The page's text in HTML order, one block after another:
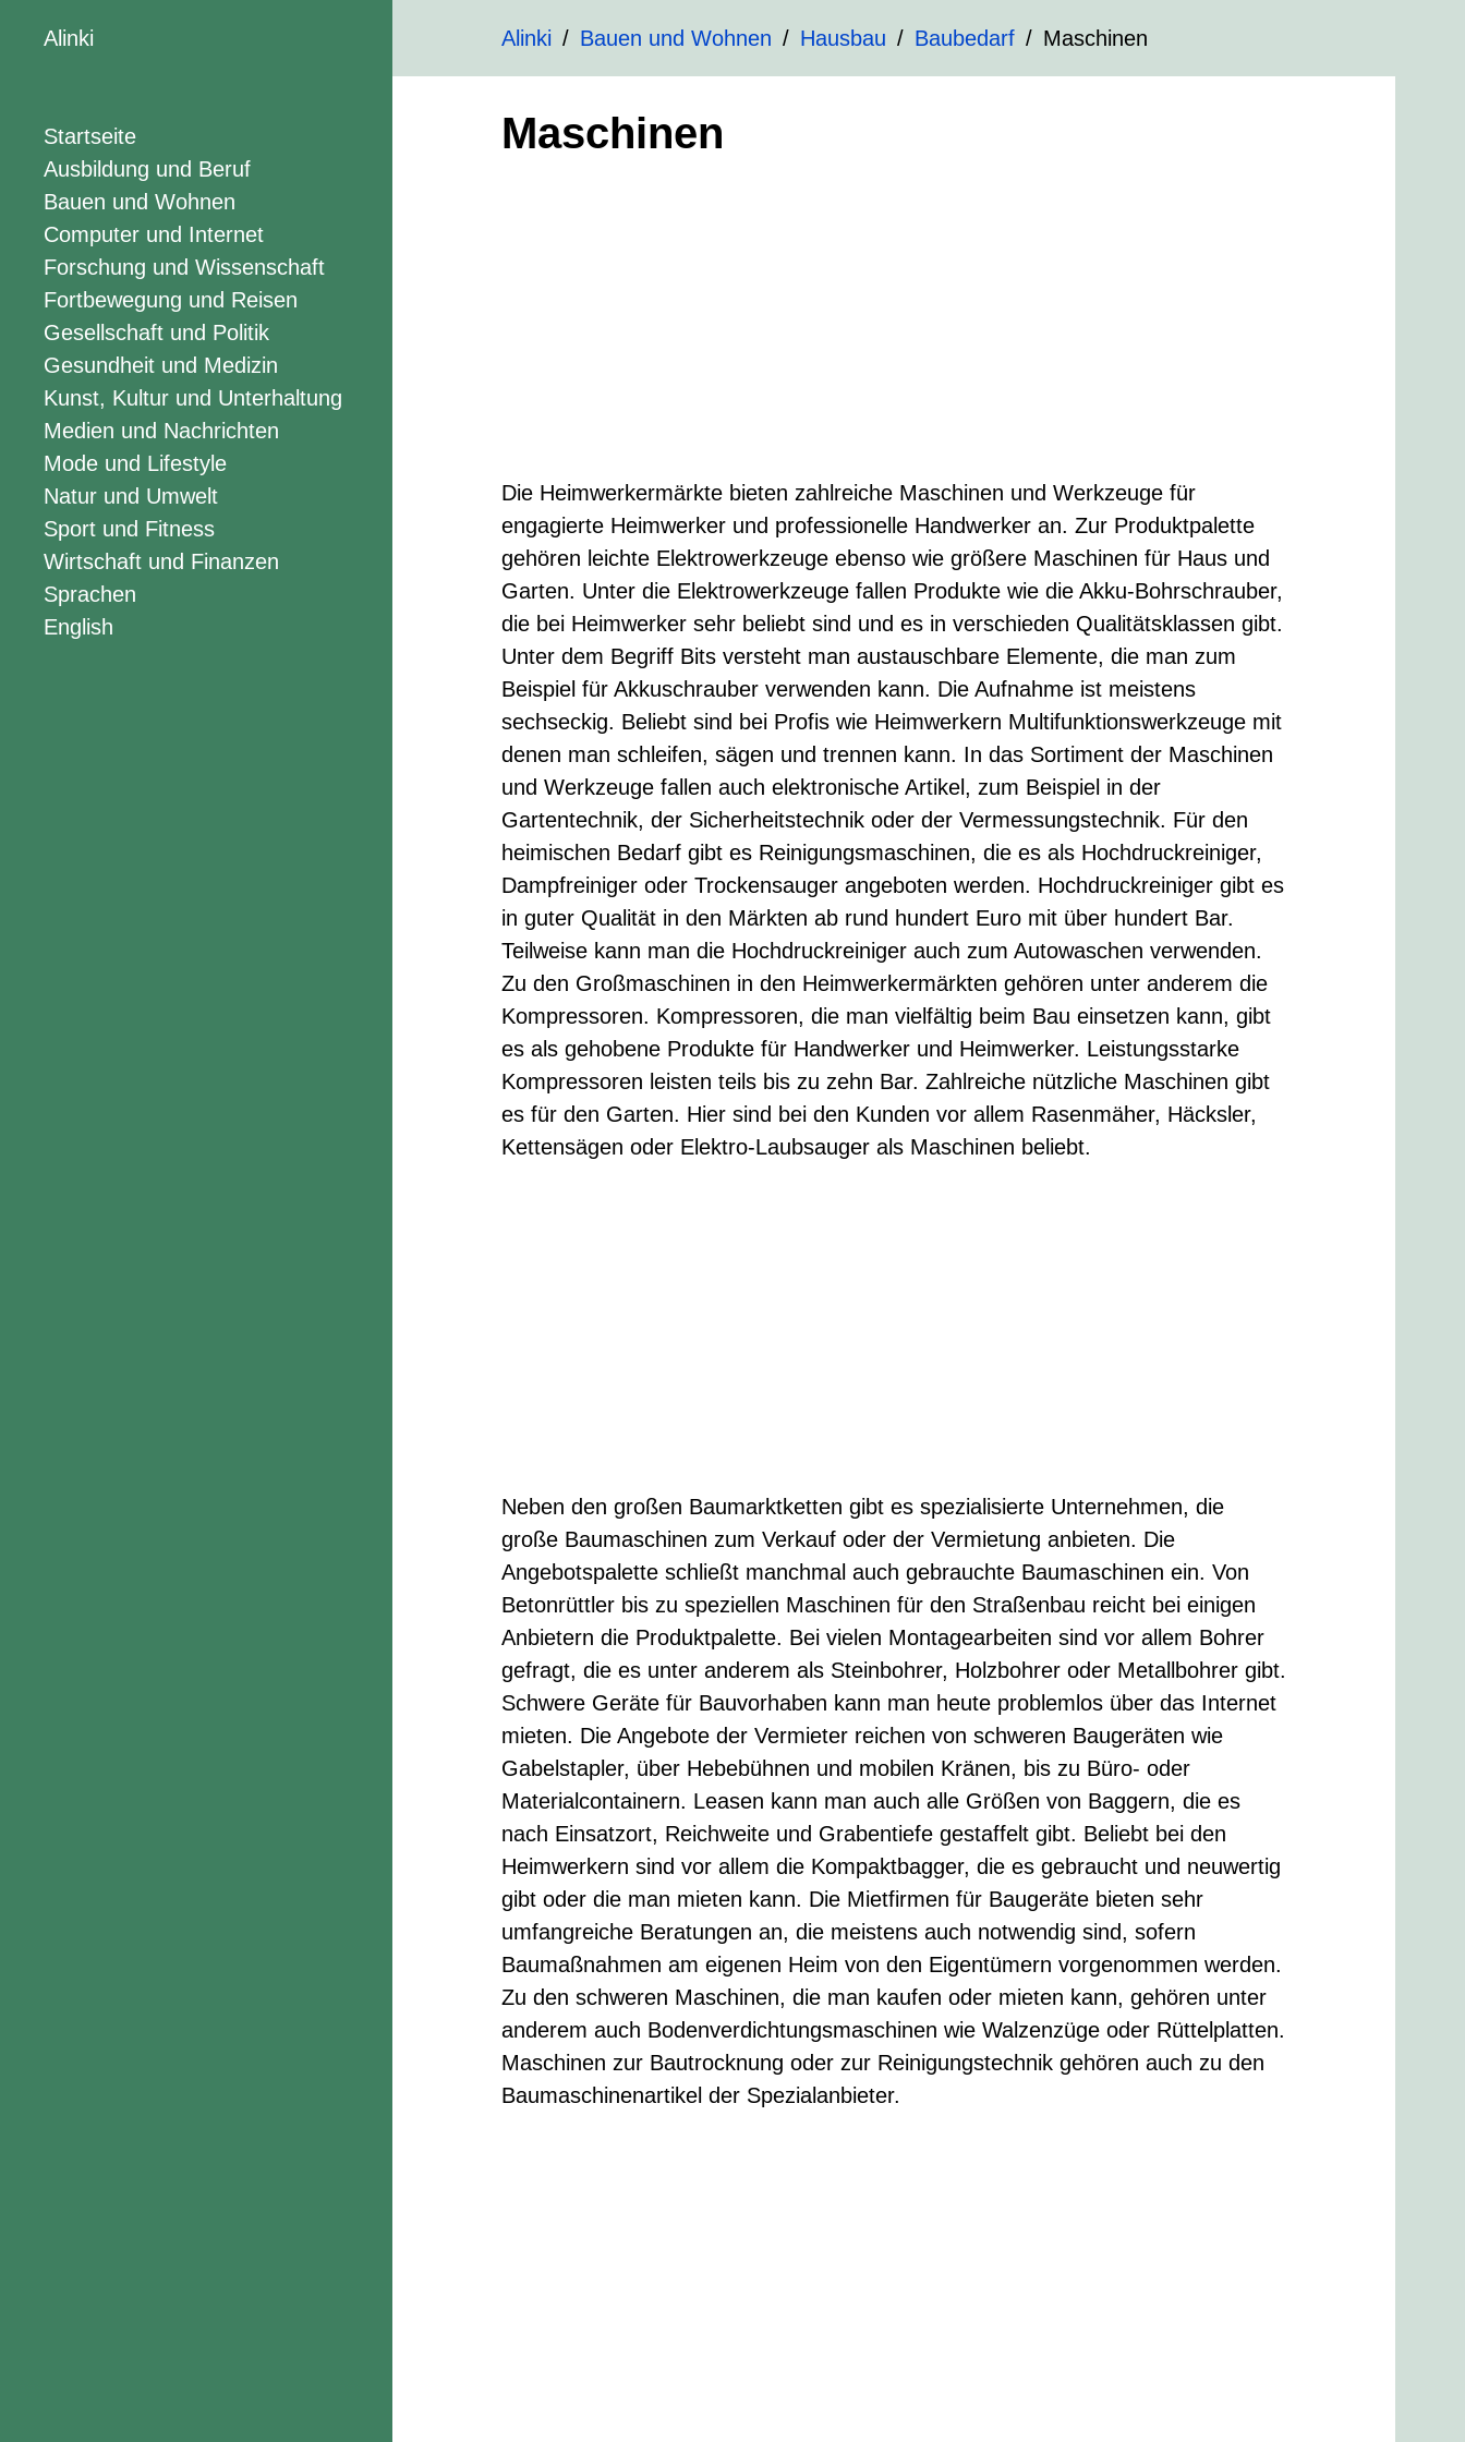
Alinki Alinki Bauen und Wohnen Hausbau Baubedarf Maschinen
Startseite
Ausbildung und Beruf
Bauen und Wohnen
Computer und Internet
Forschung und Wissenschaft
Fortbewegung und Reisen
Gesellschaft und Politik
Gesundheit und Medizin
Kunst, Kultur und Unterhaltung
Medien und Nachrichten
Mode und Lifestyle
Natur und Umwelt
Sport und Fitness
Wirtschaft und Finanzen
Sprachen
English
Maschinen
Die Heimwerkermärkte bieten zahlreiche Maschinen und Werkzeuge für
engagierte Heimwerker und professionelle Handwerker an. Zur Produktpalette
gehören leichte Elektrowerkzeuge ebenso wie größere Maschinen für Haus und
Garten. Unter die Elektrowerkzeuge fallen Produkte wie die Akku-Bohrschrauber,
die bei Heimwerker sehr beliebt sind und es in verschieden Qualitätsklassen gibt.
Unter dem Begriff Bits versteht man austauschbare Elemente, die man zum
Beispiel für Akkuschrauber verwenden kann. Die Aufnahme ist meistens
sechseckig. Beliebt sind bei Profis wie Heimwerkern Multifunktionswerkzeuge mit
denen man schleifen, sägen und trennen kann. In das Sortiment der Maschinen
und Werkzeuge fallen auch elektronische Artikel, zum Beispiel in der
Gartentechnik, der Sicherheitstechnik oder der Vermessungstechnik. Für den
heimischen Bedarf gibt es Reinigungsmaschinen, die es als Hochdruckreiniger,
Dampfreiniger oder Trockensauger angeboten werden. Hochdruckreiniger gibt es
in guter Qualität in den Märkten ab rund hundert Euro mit über hundert Bar.
Teilweise kann man die Hochdruckreiniger auch zum Autowaschen verwenden.
Zu den Großmaschinen in den Heimwerkermärkten gehören unter anderem die
Kompressoren. Kompressoren, die man vielfältig beim Bau einsetzen kann, gibt
es als gehobene Produkte für Handwerker und Heimwerker. Leistungsstarke
Kompressoren leisten teils bis zu zehn Bar. Zahlreiche nützliche Maschinen gibt
es für den Garten. Hier sind bei den Kunden vor allem Rasenmäher, Häcksler,
Kettensägen oder Elektro-Laubsauger als Maschinen beliebt.
Neben den großen Baumarktketten gibt es spezialisierte Unternehmen, die
große Baumaschinen zum Verkauf oder der Vermietung anbieten. Die
Angebotspalette schließt manchmal auch gebrauchte Baumaschinen ein. Von
Betonrüttler bis zu speziellen Maschinen für den Straßenbau reicht bei einigen
Anbietern die Produktpalette. Bei vielen Montagearbeiten sind vor allem Bohrer
gefragt, die es unter anderem als Steinbohrer, Holzbohrer oder Metallbohrer gibt.
Schwere Geräte für Bauvorhaben kann man heute problemlos über das Internet
mieten. Die Angebote der Vermieter reichen von schweren Baugeräten wie
Gabelstapler, über Hebebühnen und mobilen Kränen, bis zu Büro- oder
Materialcontainern. Leasen kann man auch alle Größen von Baggern, die es
nach Einsatzort, Reichweite und Grabentiefe gestaffelt gibt. Beliebt bei den
Heimwerkern sind vor allem die Kompaktbagger, die es gebraucht und neuwertig
gibt oder die man mieten kann. Die Mietfirmen für Baugeräte bieten sehr
umfangreiche Beratungen an, die meistens auch notwendig sind, sofern
Baumaßnahmen am eigenen Heim von den Eigentümern vorgenommen werden.
Zu den schweren Maschinen, die man kaufen oder mieten kann, gehören unter
anderem auch Bodenverdichtungsmaschinen wie Walzenzüge oder Rüttelplatten.
Maschinen zur Bautrocknung oder zur Reinigungstechnik gehören auch zu den
Baumaschinenartikel der Spezialanbieter.